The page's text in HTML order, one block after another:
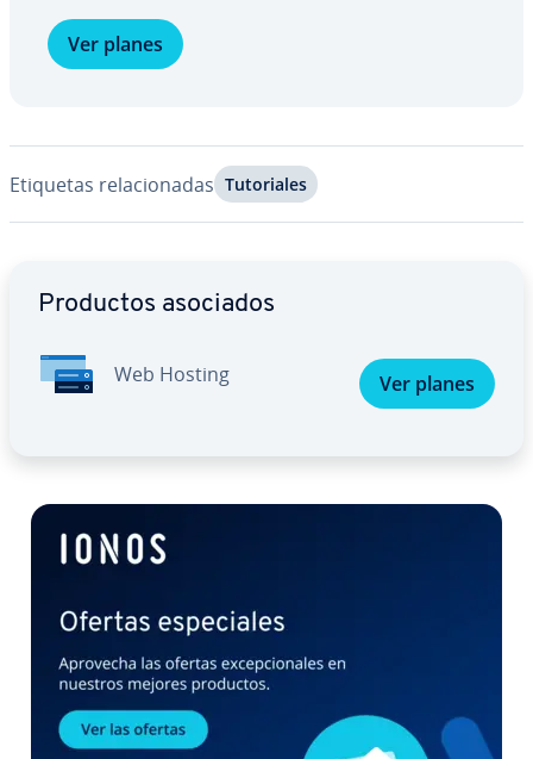
Ver planes
Etiquetas re­la­cio­na­das Tu­to­ria­les
Productos asociados
Web Hosting Ver planes